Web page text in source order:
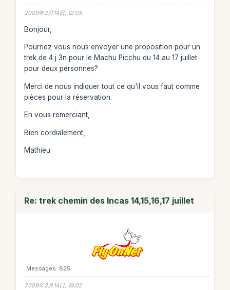
2009年2月14日, 12:05
Bonjour,
Pourriez vous nous envoyer une proposition pour un
trek de 4 j 3n pour le Machu Picchu du 14 au 17 juillet
pour deux personnes?
Merci de nous indiquer tout ce qu'il vous faut comme
pièces pour la réservation.
En vous remerciant,
Bien cordialement,
Mathieu
Re: trek chemin des Incas 14,15,16,17 juillet
Messages: 825
2009年2月14日, 19:02